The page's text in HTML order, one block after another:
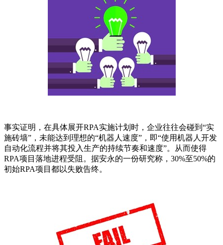
事实证明，在具体展开RPA实施计划时，企业往往会碰到“实
施砖墙”，未能达到理想的“机器人速度”，即“使用机器人开发
自动化流程并将其投入生产的持续节奏和速度”。从而使得
RPA项目落地进程受阻。据安永的一份研究称，30%至50%的
初始RPA项目都以失败告终。